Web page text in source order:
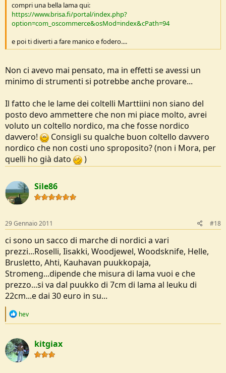
compri una bella lama qui:
https://www.brisa.fi/portal/index.php?
option=com_oscommerce&osMod=index&cPath=94
e poi ti diverti a fare manico e fodero....
Non ci avevo mai pensato, ma in effetti se avessi un
minimo di strumenti si potrebbe anche provare...
Il fatto che le lame dei coltelli Marttiini non siano del
posto devo ammettere che non mi piace molto, avrei
voluto un coltello nordico, ma che fosse nordico
davvero!
Consigli su qualche buon coltello davvero
nordico che non costi uno sproposito? (non i Mora, per
quelli ho già dato
)
Sile86
29 Gennaio 2011 #18
ci sono un sacco di marche di nordici a vari
prezzi...Roselli, Iisakki, Woodjewel, Woodsknife, Helle,
Brusletto, Ahti, Kauhavan puukkopaja,
Stromeng...dipende che misura di lama vuoi e che
prezzo...si va dal puukko di 7cm di lama al leuku di
22cm...e dai 30 euro in su...
R
c
t
i
o
hev
kitgiax